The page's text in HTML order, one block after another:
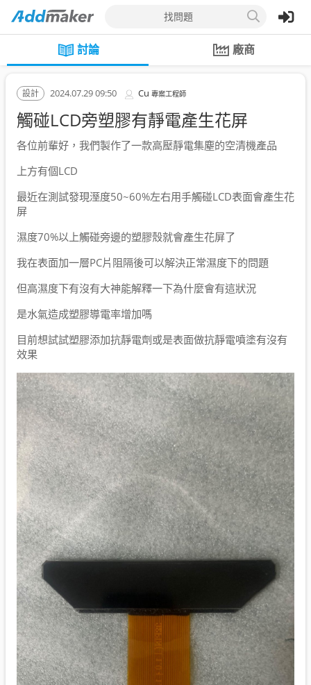
找問題
討論 廠商
設計 2024.07.29 09:50 Cu 專案工程師
觸碰LCD旁塑膠有靜電產生花屏
各位前輩好，我們製作了一款高壓靜電集塵的空清機產品
上方有個LCD
最近在測試發現溼度50~60%左右用手觸碰LCD表面會產生花
屏
濕度70%以上觸碰旁邊的塑膠殼就會產生花屏了
我在表面加一層PC片阻隔後可以解決正常濕度下的問題
但高濕度下有沒有大神能解釋一下為什麼會有這狀況
是水氣造成塑膠導電率增加嗎
目前想試試塑膠添加抗靜電劑或是表面做抗靜電噴塗有沒有
效果